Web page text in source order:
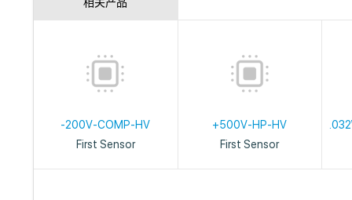
-200V-COMP-HV
First Sensor
+500V-HP-HV
First Sensor